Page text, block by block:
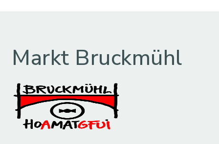
Markt Bruckmühl